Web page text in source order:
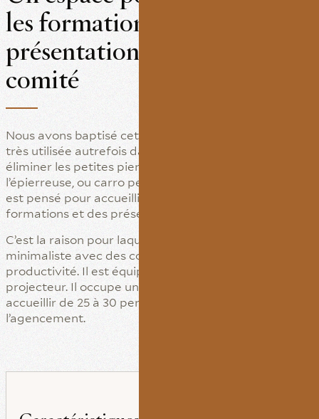
les formations et les
présentations en petit
comité
Nous avons baptisé cette salle du nom d’une machine
très utilisée autrefois dans les usines pour trier et
éliminer les petites pierres des grains: il s’agit de
l’épierreuse, ou carro pedrer en catalan. Cet espace
est pensé pour accueillir des petites réunions, des
formations et des présentations.
C’est la raison pour laquelle son design est élégant et
minimaliste avec des couleurs douces qui stimulent la
productivité. Il est équipé d’un écran et d’un
projecteur. Il occupe une surface de 26 m2 et peut
accueillir de 25 à 30 personnes, en fonction de
l’agencement.